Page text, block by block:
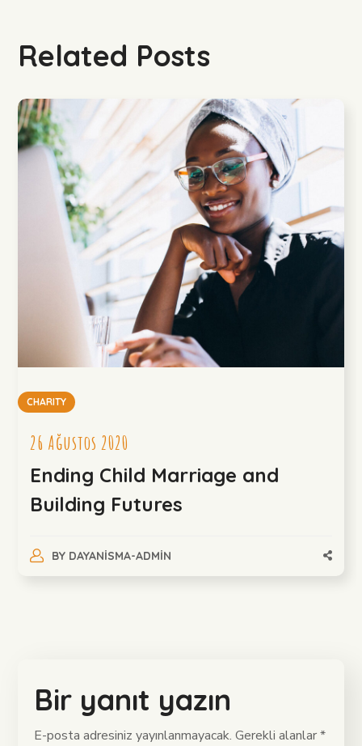
Related Posts
CHARITY
26 Ağustos 2020
Ending Child Marriage and
Building Futures
BY DAYANISMA-ADMIN
Bir yanıt yazın
E-posta adresiniz yayınlanmayacak. Gerekli alanlar*